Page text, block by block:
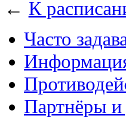
← К
Часто
Партнёры и